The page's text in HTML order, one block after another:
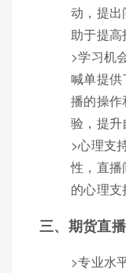
动，提
助于提高
>学习机
喊单提
播的操
验，提升
>心理支
性，直
的心理支
三、期货直
>专业水